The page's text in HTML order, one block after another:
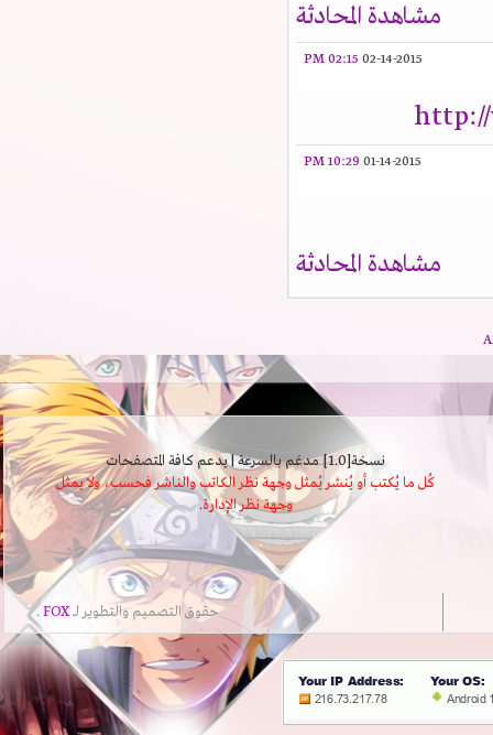
مشاهدة المحادثة
02-14-2015
02:15 PM
01-14-2015
10:29 PM
مشاهدة المحادثة
نسخة[1.0] مدعَم بالسرعة | يدعم كافة المتصفحات
كُل ما يُكتب أو يُنشر يُمثل وجهة نظر الكاتب والناشر فحسب، ولا يمثل
وجهة نظر الإدارة.
حقوق التصميم والتطوير لــFOX
.